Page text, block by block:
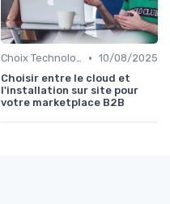
Choix Technologiques • 10/08/2025
Choisir entre le cloud et
l'installation sur site pour
votre marketplace B2B